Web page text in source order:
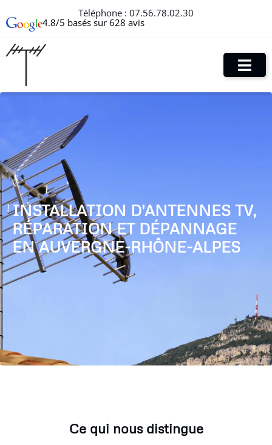
Téléphone : 07.56.78.02.30
4.8/5 basés sur 628 avis
INSTALLATION D'ANTENNES TV,
RÉPARATION ET DÉPANNAGE
EN AUVERGNE-RHÔNE-ALPES
Ce qui nous distingue